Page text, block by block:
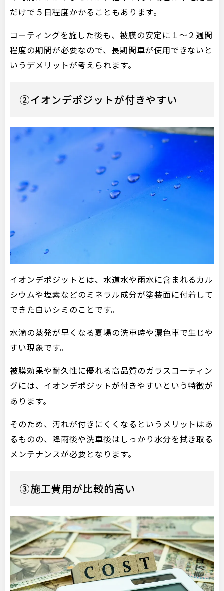
だけで５日程度かかることもあります。
コーティングを施した後も、被膜の安定に１～２週間
程度の期間が必要なので、長期間車が使用できないと
いうデメリットが考えられます。
②イオンデポジットが付きやすい
イオンデポジットとは、水道水や雨水に含まれるカル
シウムや塩素などのミネラル成分が塗装面に付着して
できた白いシミのことです。
水滴の蒸発が早くなる夏場の洗車時や濃色車で生じや
すい現象です。
被膜効果や耐久性に優れる高品質のガラスコーティン
グには、イオンデポジットが付きやすいという特徴が
あります。
そのため、汚れが付きにくくなるというメリットはあ
るものの、降雨後や洗車後はしっかり水分を拭き取る
メンテナンスが必要となります。
③施工費用が比較的高い